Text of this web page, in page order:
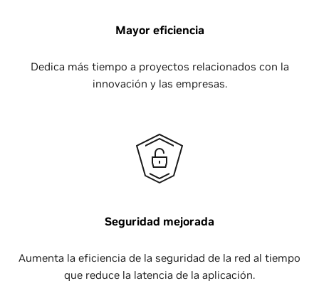
Mayor eficiencia
Dedica más tiempo a proyectos relacionados con la
innovación y las empresas.
Seguridad mejorada
Aumenta la eficiencia de la seguridad de la red al tiempo
que reduce la latencia de la aplicación.